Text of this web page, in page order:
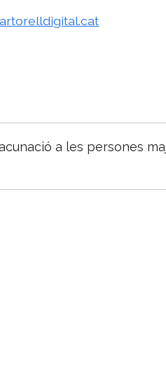
a les persones